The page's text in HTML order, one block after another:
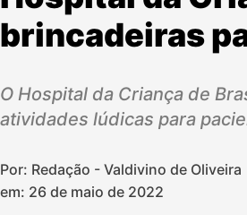
brincadeiras
O Hospital da Criança de
atividades lúdicas para
Por: Redação - Valdivino de Oliveira
em: 26 de maio de 2022